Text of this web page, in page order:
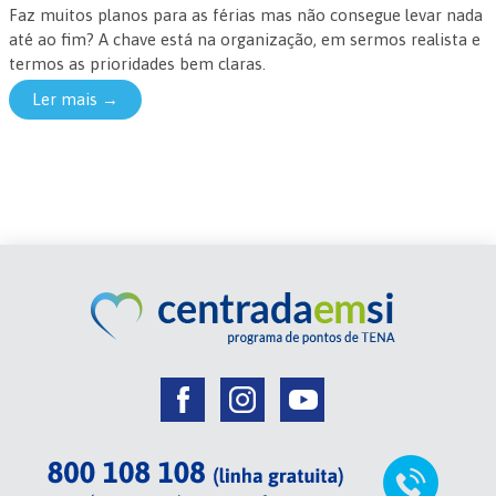
Faz muitos planos para as férias mas não consegue levar nada
até ao fim? A chave está na organização, em sermos realista e
termos as prioridades bem claras.
Ler mais →